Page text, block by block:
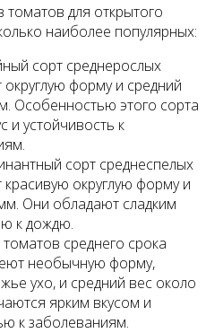
для открытого
наиболее популярных:
сорт среднерослых
форму и средний
Особенностью этого сорта
и устойчивость к
сорт среднеспелых
округлую форму и
Они обладают сладким
к дождю.
томатов среднего срока
необычную форму,
ухо, и средний вес около
ярким вкусом и
к заболеваниям.